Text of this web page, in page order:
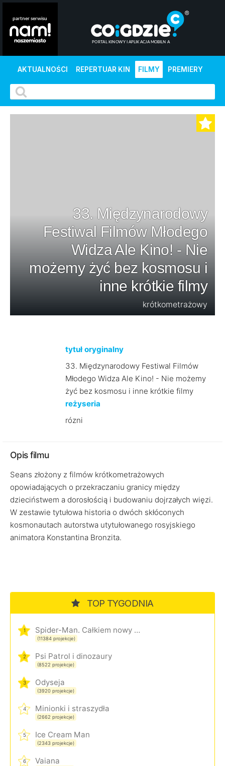
AKTUALNOŚCI REPERTUAR KIN FILMY PREMIERY
33. Międzynarodowy
Festiwal Filmów Młodego
Widza Ale Kino! - Nie
możemy żyć bez kosmosu i
inne krótkie filmy
krótkometrażowy
tytuł oryginalny
33. Międzynarodowy Festiwal Filmów
Młodego Widza Ale Kino! - Nie możemy
żyć bez kosmosu i inne krótkie filmy
reżyseria
rózni
Opis filmu
Seans złożony z filmów krótkometrażowych
opowiadających o przekraczaniu granicy między
dzieciństwem a dorosłością i budowaniu dojrzałych więzi.
W zestawie tytułowa historia o dwóch skłóconych
kosmonautach autorstwa utytułowanego rosyjskiego
animatora Konstantina Bronzita.
TOP TYGODNIA
1 Spider-Man. Całkiem nowy dzień
(11384 projekcje)
2 Psi Patrol i dinozaury
(8522 projekcje)
3 Odyseja
(3920 projekcje)
4 Minionki i straszydła
(2662 projekcje)
5 Ice Cream Man
(2343 projekcje)
6 Vaiana